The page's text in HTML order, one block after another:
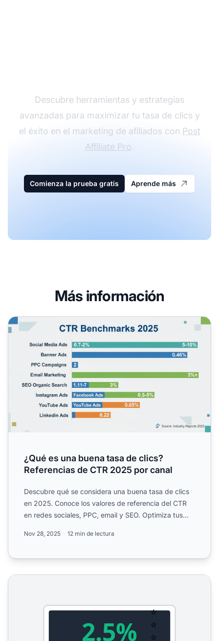
Descubre herramientas y estrategias
avanzadas para maximizar tu tasa de clics y
el éxito en el marketing de afiliados con Post
Affiliate Pro.
Comienza la prueba gratis Aprende más
Más información
¿Qué es una buena tasa de clics? Referencias de CTR
¿Qué es una buena tasa de clics?
Referencias de CTR 2025 por canal
Descubre qué se considera una buena tasa de clics
en 2025. Conoce los valores de referencia del CTR
en redes sociales, PPC, email y SEO. Optimiza tus
Nov 28, 2025 12 min de lectura
Calculadora CTR - Calculadora de Tasa de Clics para